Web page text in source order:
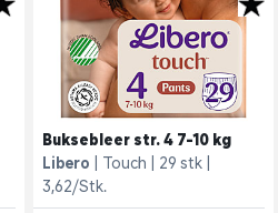
Buksebleer str. 4 7-10 kg
Libero
Touch
29 stk
3,62/Stk.